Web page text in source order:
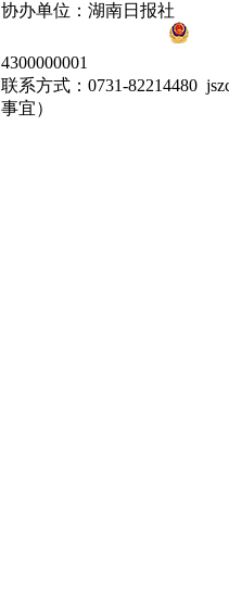
协办单位：湖南日报社
4300000001
联系方式：0731-82214480
事宜）